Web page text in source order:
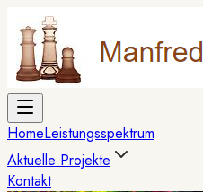
HomeLeistungsspektrum
Aktuelle Projekte
Kontakt